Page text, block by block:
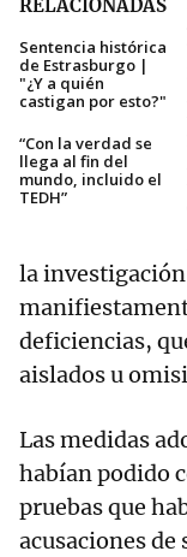
RELACIONADAS
Sentencia histórica
de Estrasburgo |
"¿Y a quién
castigan por esto?"
“Con la verdad se
llega al fin del
mundo, incluido el
TEDH”
la
deficiencias,
aislados u
Las medidas
habían podido
pruebas que
acusaciones